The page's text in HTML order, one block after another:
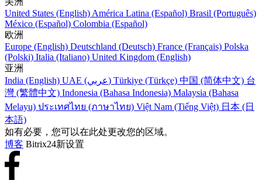
United States (English) América Latina (Español) Brasil (Português)
México (Español) Colombia (Español)
欧洲
Europe (English) Deutschland (Deutsch) France (Français) Polska
(Polski) Italia (Italiano) United Kingdom (English)
亚洲
India (English)
UAE (عربي) Türkiye (Türkçe) 中国 (简体中文) 台
灣 (繁體中文) Indonesia (Bahasa Indonesia) Malaysia (Bahasa
Melayu) ประเทศไทย (ภาษาไทย) Việt Nam (Tiếng Việt) 日本 (日
本語)
如有必要，您可以在此处更改您的区域。
博客 Bitrix24新设置